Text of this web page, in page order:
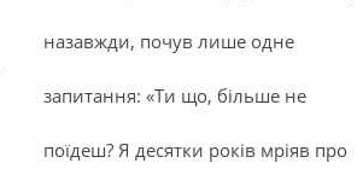
назавжди, почув лише одне
запитання: «Ти що, більше не
поїдеш? Я десятки років мріяв про